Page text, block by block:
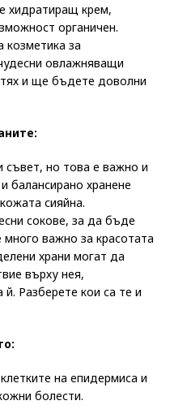
хидратиращ крем,
органичен.
козметика за
овлажняващи
и ще бъдете доволни
съвет, но това е важно и
балансирано хранене
сияйна.
сокове, за да бъде
важно за красотата
храни могат да
върху нея,
Разберете кои са те и
на епидермиса и
болести.